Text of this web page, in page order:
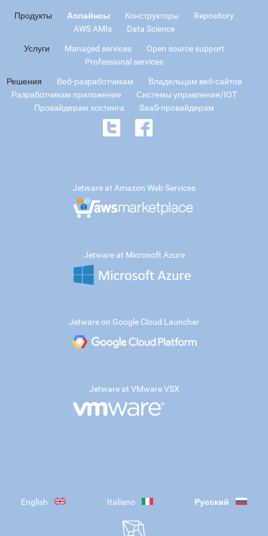
Продукты Аплайнсы Конструкторы
Repository
AWS AMIs
Data Science
Услуги Managed services
Open source support
Professional services
Решения Веб-разработчикам
Владельцам веб-сайтов
Разработчикам приложение
Системы управления/IOT
Провайдерам хостинга
SaaS-провайдерам
Jetware at Amazon Web Services
Jetware at Microsoft Azure
Jetware on Google Cloud Launcher
Jetware at VMware VSX
English Italiano Русский